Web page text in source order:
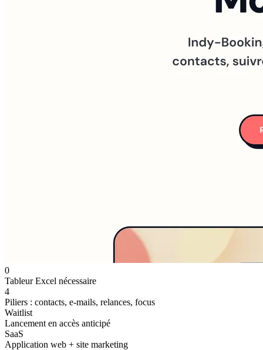
0
Tableur Excel nécessaire
4
Piliers : contacts, e-mails, relances, focus
Waitlist
Lancement en accès anticipé
SaaS
Application web + site marketing